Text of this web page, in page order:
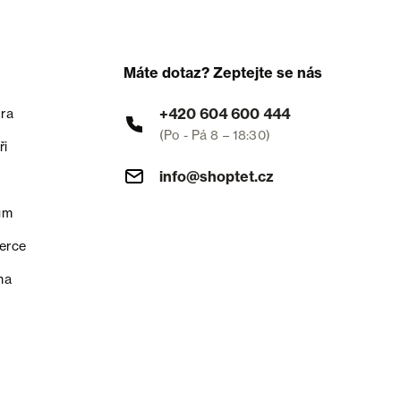
Máte dotaz? Zeptejte se nás
+420 604 600 444
(Po - Pá 8 – 18:30)
info@shoptet.cz